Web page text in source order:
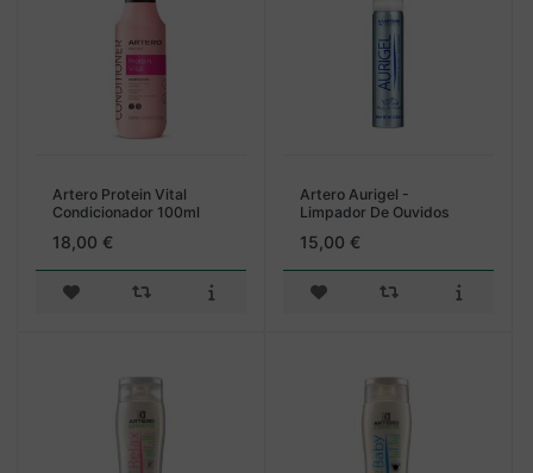
Artero Protein Vital
Condicionador 100ml
18,00 €
Artero Aurigel -
Limpador De Ouvidos
15,00 €